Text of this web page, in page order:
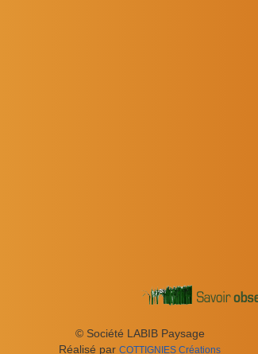
© Société LABIB Paysage
Réal­isé par COT­TIG­NIES Créations